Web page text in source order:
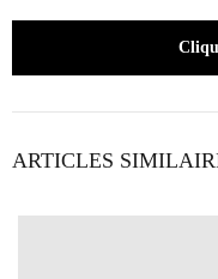
ARTICLES